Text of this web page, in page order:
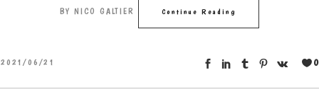
BY NICO GALTIER Continue Reading
2021/06/21 0